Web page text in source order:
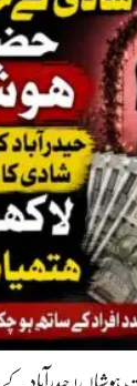
حیدرآباد کے